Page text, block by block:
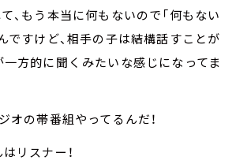
、もう本当に何もないので「何もない
ですけど、相手の子は結構話すことが
一方的に聞くみたいな感じになってま
オの帯番組やってるんだ！
リスナー！